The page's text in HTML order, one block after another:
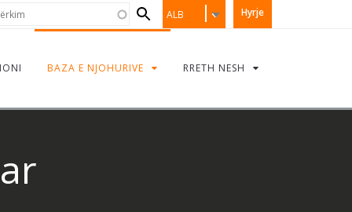
Hyrje
ALB
BAZA E NJOHURIVE RRETH NESH